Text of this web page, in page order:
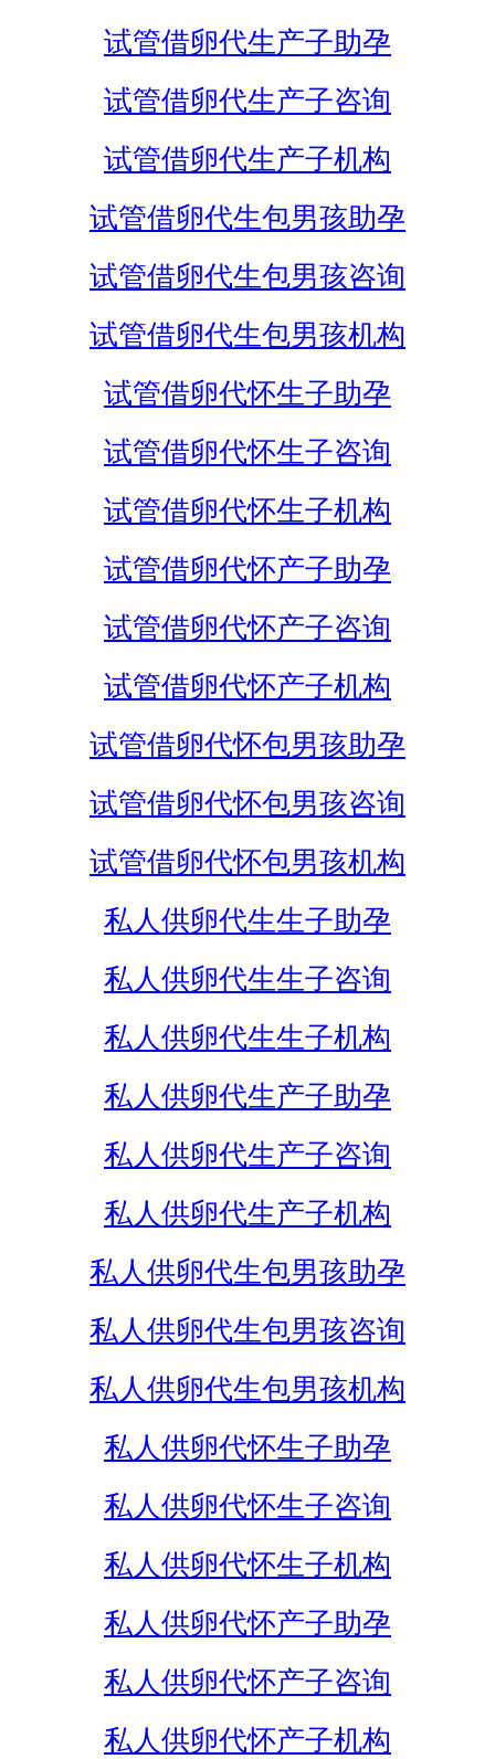
试管借卵代生产子助孕
试管借卵代生产子咨询
试管借卵代生产子机构
试管借卵代生包男孩助孕
试管借卵代生包男孩咨询
试管借卵代生包男孩机构
试管借卵代怀生子助孕
试管借卵代怀生子咨询
试管借卵代怀生子机构
试管借卵代怀产子助孕
试管借卵代怀产子咨询
试管借卵代怀产子机构
试管借卵代怀包男孩助孕
试管借卵代怀包男孩咨询
试管借卵代怀包男孩机构
私人供卵代生生子助孕
私人供卵代生生子咨询
私人供卵代生生子机构
私人供卵代生产子助孕
私人供卵代生产子咨询
私人供卵代生产子机构
私人供卵代生包男孩助孕
私人供卵代生包男孩咨询
私人供卵代生包男孩机构
私人供卵代怀生子助孕
私人供卵代怀生子咨询
私人供卵代怀生子机构
私人供卵代怀产子助孕
私人供卵代怀产子咨询
私人供卵代怀产子机构